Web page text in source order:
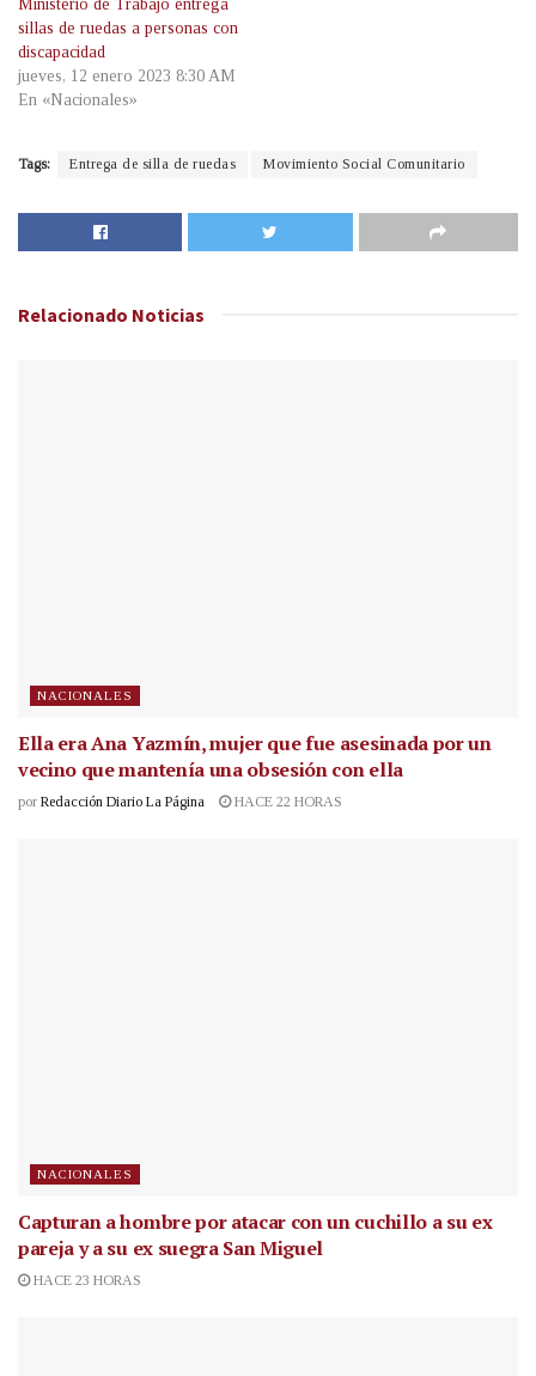
Ministerio de Trabajo entrega
sillas de ruedas a personas con
discapacidad
jueves, 12 enero 2023 8:30 AM
En «Nacionales»
Tags: Entrega de silla de ruedas Movimiento Social Comunitario
Relacionado Noticias
NACIONALES
Ella era Ana Yazmín, mujer que fue asesinada por un
vecino que mantenía una obsesión con ella
por Redacción Diario La Página HACE 22 HORAS
NACIONALES
Capturan a hombre por atacar con un cuchillo a su ex
pareja y a su ex suegra San Miguel
HACE 23 HORAS